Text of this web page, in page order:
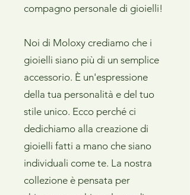
compagno personale di gioielli!
Noi di Moloxy crediamo che i
gioielli siano più di un semplice
accessorio. È un'espressione
della tua personalità e del tuo
stile unico. Ecco perché ci
dedichiamo alla creazione di
gioielli fatti a mano che siano
individuali come te. La nostra
collezione è pensata per